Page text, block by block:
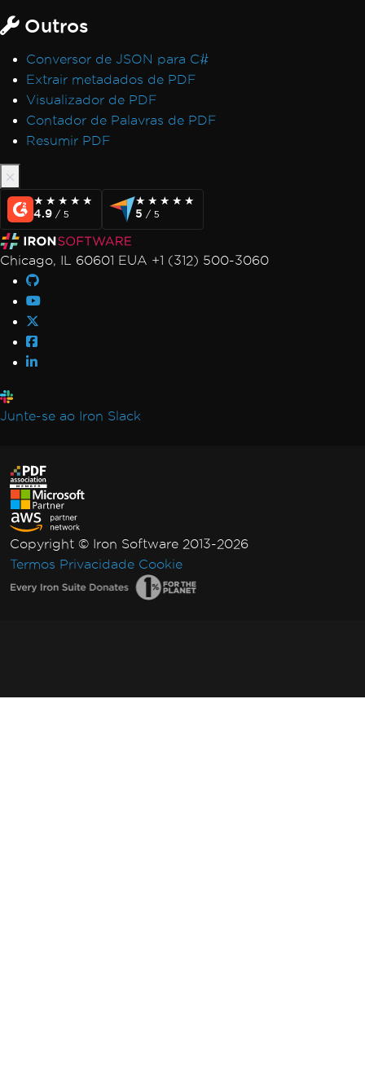
Outros
Conversor de JSON para C#
Extrair metadados de PDF
Visualizador de PDF
Contador de Palavras de PDF
Resumir PDF
★★★★★
★★★★★
4.9 / 5
★★★★★
★★★★★
5 / 5
Chicago, IL 60601 EUA +1 (312) 500-3060
Junte-se ao Iron Slack
Copyright © Iron Software 2013-2026
Termos Privacidade Cookie